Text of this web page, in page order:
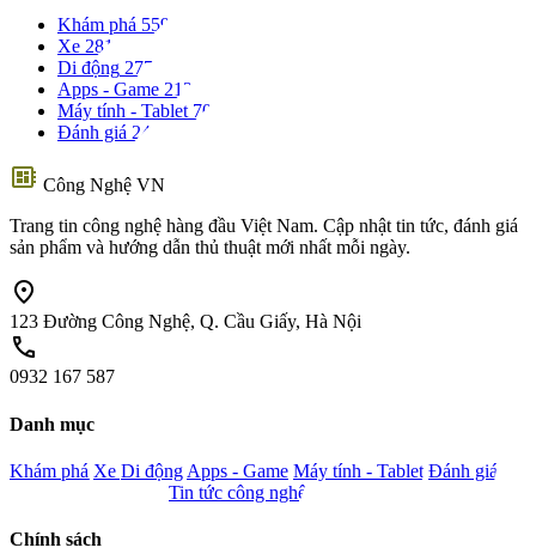
Khám phá 559
Xe 281
Di động 277
Apps - Game 212
Máy tính - Tablet 70
Đánh giá 24
developer_board Công Nghệ VN
Trang tin công nghệ hàng đầu Việt Nam. Cập nhật tin tức, đánh giá
sản phẩm và hướng dẫn thủ thuật mới nhất mỗi ngày.
location_on
123 Đường Công Nghệ, Q. Cầu Giấy, Hà Nội
call
0932 167 587
Danh mục
Khám phá Xe Di động Apps - Game Máy tính - Tablet Đánh giá
Tin tức công nghệ
Chính sách